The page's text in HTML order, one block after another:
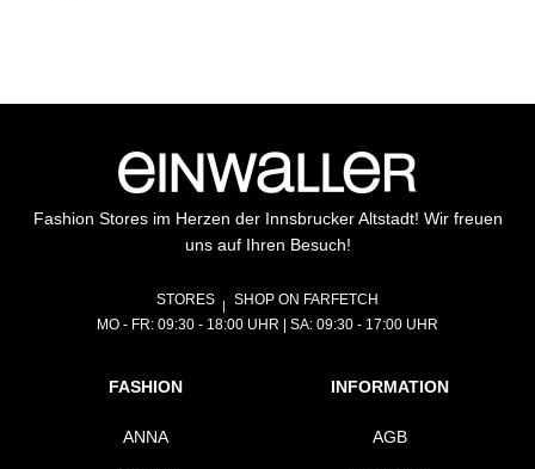
Fashion Stores im Herzen der Innsbrucker Altstadt! Wir freuen
uns auf Ihren Besuch!
STORES
SHOP ON FARFETCH
MO - FR: 09:30 - 18:00 UHR | SA: 09:30 - 17:00 UHR
FASHION
ANNA
INFORMATION
AGB